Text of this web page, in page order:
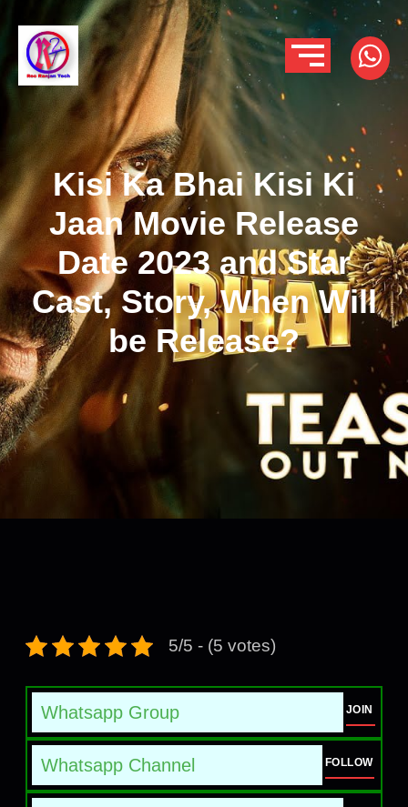
Kisi Ka Bhai Kisi Ki
Jaan Movie Release
Date 2023 and Star
Cast, Story, When Will
be Release?
5/5 - (5 votes)
Whatsapp Group JOIN
Whatsapp Channel FOLLOW